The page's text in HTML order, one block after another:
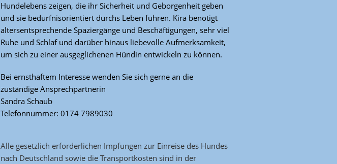
Hundelebens zeigen, die ihr Sicherheit und Geborgenheit geben
und sie bedürfnisorientiert durchs Leben führen. Kira benötigt
altersentsprechende Spaziergänge und Beschäftigungen, sehr viel
Ruhe und Schlaf und darüber hinaus liebevolle Aufmerksamkeit,
um sich zu einer ausgeglichenen Hündin entwickeln zu können.
Bei ernsthaftem Interesse wenden Sie sich gerne an die
zuständige Ansprechpartnerin
Sandra Schaub
Telefonnummer: 0174 7989030
Alle gesetzlich erforderlichen Impfungen zur Einreise des Hundes
nach Deutschland sowie die Transportkosten sind in der